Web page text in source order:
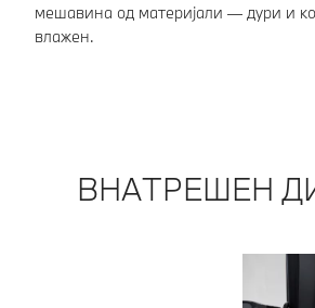
мешавина од материјали — дури и
влажен.
ВНАТРЕШЕН